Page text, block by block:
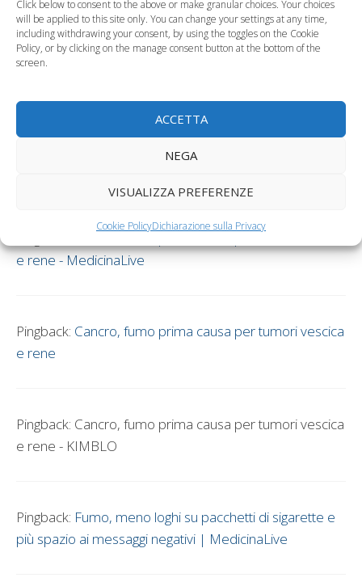
Click below to consent to the above or make granular choices. Your choices
will be applied to this site only. You can change your settings at any time,
including withdrawing your consent, by using the toggles on the Cookie
Policy, or by clicking on the manage consent button at the bottom of the
screen.
ACCETTA
NEGA
VISUALIZZA PREFERENZE
Cookie PolicyDichiarazione sulla Privacy
Pingback:Per il feto il fumo passivo è dannoso come
Cancro, fumo prima causa per tumori vescica
e rene - MedicinaLive
Pingback: Cancro, fumo prima causa per tumori vescica
e rene
Pingback: Cancro, fumo prima causa per tumori vescica
e rene - KIMBLO
Pingback: Fumo, meno loghi su pacchetti di sigarette e
più spazio ai messaggi negativi | MedicinaLive